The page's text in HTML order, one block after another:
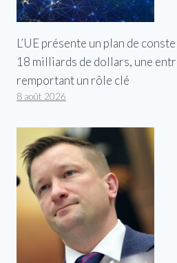
L’UE présente un plan de
18 milliards de dollars, une
remportant un rôle clé
8 août 2026